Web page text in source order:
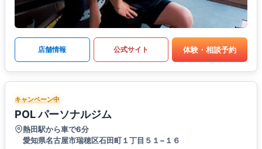
店舗情報 公式サイト 体験・相談予約
キャンペーン中
POL パーソナルジム
熱田駅から車で6分
愛知県名古屋市瑞穂区石田町１丁目５１−１６